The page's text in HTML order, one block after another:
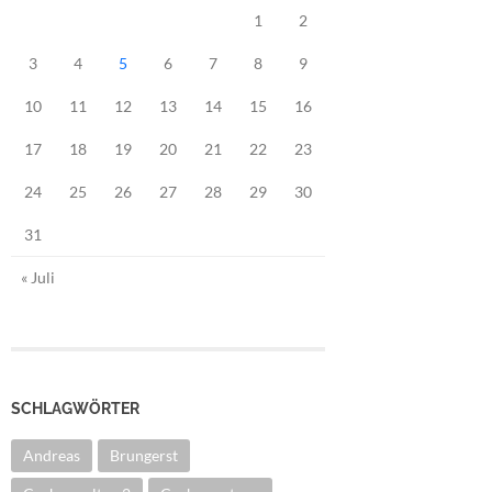
1 2
3 4 5 6 7 8 9
10 11 12 13 14 15 16
17 18 19 20 21 22 23
24 25 26 27 28 29 30
31
« Juli
SCHLAGWÖRTER
Andreas Brungerst